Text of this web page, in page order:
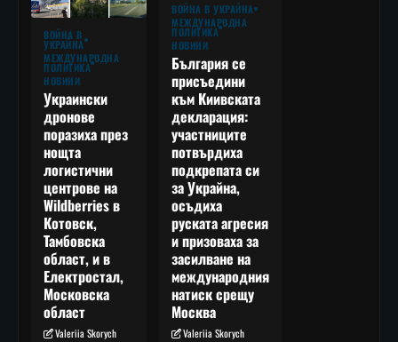
ВОЙНА В
УКРАЙНА
МЕЖДУНАРОДНА
ПОЛИТИКА
НОВИНИ
Украински
дронове
поразиха през
нощта
логистични
центрове на
Wildberries в
Котовск,
Тамбовска
област, и в
Електростал,
Московска
област
Valeriia Skorych
ВОЙНА В УКРАЙНА
МЕЖДУНАРОДНА
ПОЛИТИКА
НОВИНИ
България се
присъедини
към Киивската
декларация:
участниците
потвърдиха
подкрепата си
за Украйна,
осъдиха
руската агресия
и призоваха за
засилване на
международния
натиск срещу
Москва
Valeriia Skorych